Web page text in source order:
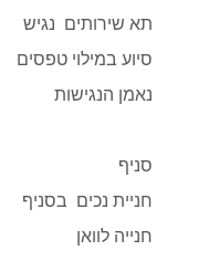
תא שירותים נגיש
סיוע במילוי טפסים
נאמן הנגישות
סניף
חניית נכים בסניף
חנייה לוואן